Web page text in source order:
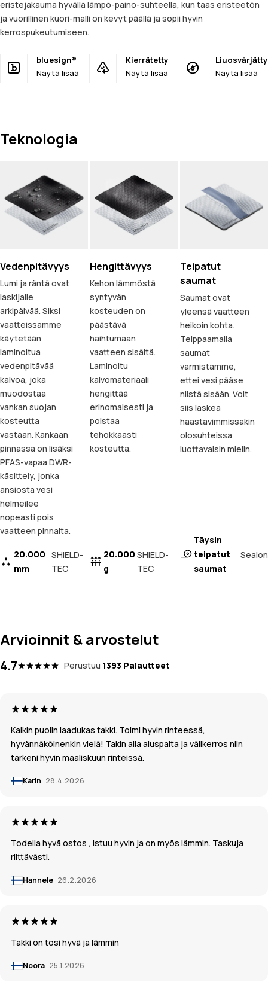
eristejakauma hyvällä lämpö-paino-suhteella, kun taas eristeetön
ja vuorillinen kuori-malli on kevyt päällä ja sopii hyvin
kerrospukeutumiseen.
bluesign®
Näytä lisää
Kierrätetty
Näytä lisää
Liuosvärjätty
Näytä lisää
Teknologia
Vedenpitävyys
Lumi ja räntä ovat
laskijalle
arkipäivää. Siksi
vaatteissamme
käytetään
laminoitua
vedenpitävää
kalvoa, joka
muodostaa
vankan suojan
kosteutta
vastaan. Kankaan
pinnassa on lisäksi
PFAS-vapaa DWR-
käsittely, jonka
ansiosta vesi
helmeilee
nopeasti pois
vaatteen pinnalta.
20.000
mm
SHIELD-
TEC
Hengittävyys
Kehon lämmöstä
syntyvän
kosteuden on
päästävä
haihtumaan
vaatteen sisältä.
Laminoitu
kalvomateriaali
hengittää
erinomaisesti ja
poistaa
tehokkaasti
kosteutta.
20.000
g
SHIELD-
TEC
Teipatut
saumat
Saumat ovat
yleensä vaatteen
heikoin kohta.
Teippaamalla
saumat
varmistamme,
ettei vesi pääse
niistä sisään. Voit
siis laskea
haastavimmissakin
olosuhteissa
luottavaisin mielin.
Täysin
teipatut
saumat
Sealon
Arvioinnit & arvostelut
4.7 Perustuu 1393 Palautteet
Kaikin puolin laadukas takki. Toimi hyvin rinteessä,
hyvännäköinenkin vielä! Takin alla aluspaita ja välikerros niin
tarkeni hyvin maaliskuun rinteissä.
Karin 28.4.2026
Todella hyvä ostos , istuu hyvin ja on myös lämmin. Taskuja
riittävästi.
Hannele 26.2.2026
Takki on tosi hyvä ja lämmin
Noora 25.1.2026